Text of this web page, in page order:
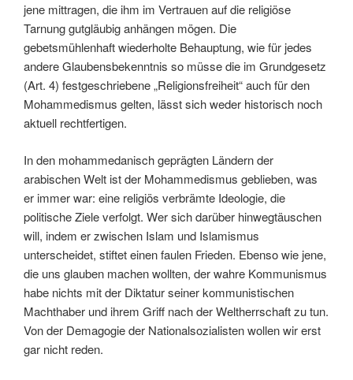
jene mittragen, die ihm im Vertrauen auf die religiöse
Tarnung gutgläubig anhängen mögen. Die
gebetsmühlenhaft wiederholte Behauptung, wie für jedes
andere Glaubensbekenntnis so müsse die im Grundgesetz
(Art. 4) festgeschriebene „Religionsfreiheit“ auch für den
Mohammedismus gelten, lässt sich weder historisch noch
aktuell rechtfertigen.
In den mohammedanisch geprägten Ländern der
arabischen Welt ist der Mohammedismus geblieben, was
er immer war: eine religiös verbrämte Ideologie, die
politische Ziele verfolgt. Wer sich darüber hinwegtäuschen
will, indem er zwischen Islam und Islamismus
unterscheidet, stiftet einen faulen Frieden. Ebenso wie jene,
die uns glauben machen wollten, der wahre Kommunismus
habe nichts mit der Diktatur seiner kommunistischen
Machthaber und ihrem Griff nach der Weltherrschaft zu tun.
Von der Demagogie der Nationalsozialisten wollen wir erst
gar nicht reden.